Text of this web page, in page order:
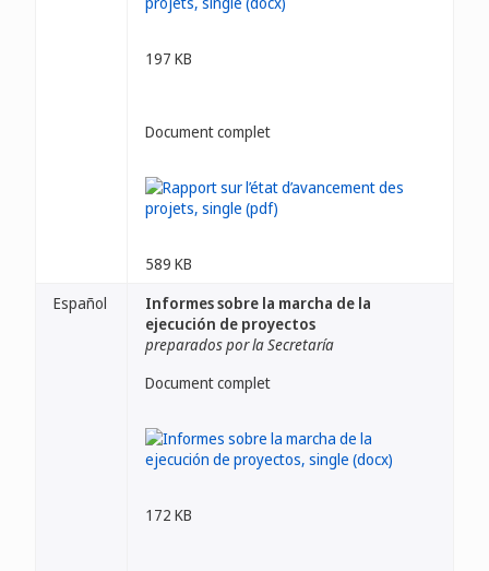
197 KB
Document complet
589 KB
Español
Informes sobre la marcha de la
ejecución de proyectos
preparados por la Secretaría
Document complet
172 KB